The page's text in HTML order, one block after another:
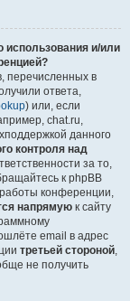
использования и/или
перечисленных в
ответа,
) или, если
chat.ru,
данного
контроля над
за то,
к phpBB
конференции,
напрямую к сайту
email в адрес
третьей стороной,
не получить